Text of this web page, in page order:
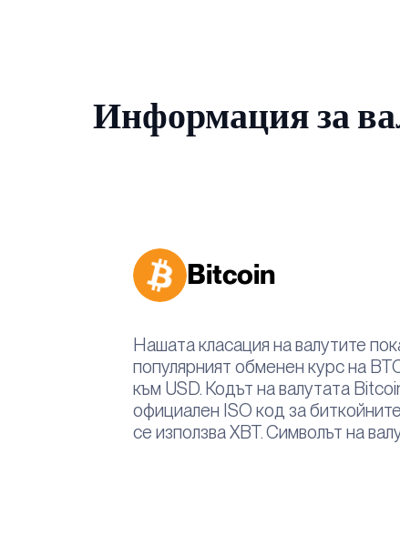
Информация за
Bitcoin
Нашата класация на валутите
популярният обменен курс на
към USD. Кодът на валутата
официален ISO код за
се използва XBT. Символът на